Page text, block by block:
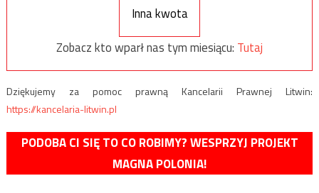
Inna kwota
Zobacz kto wparł nas tym miesiącu: Tutaj
Dziękujemy za pomoc prawną Kancelarii Prawnej Litwin:
https://kancelaria-litwin.pl
PODOBA CI SIĘ TO CO ROBIMY? WESPRZYJ PROJEKT
MAGNA POLONIA!